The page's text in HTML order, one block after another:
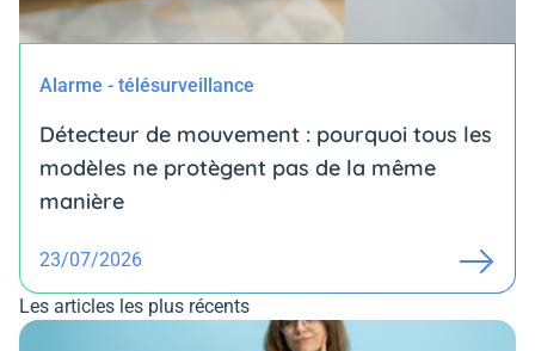
Alarme - télésurveillance
Détecteur de mouvement : pourquoi tous les
modèles ne protègent pas de la même
manière
23/07/2026
Les articles les plus récents